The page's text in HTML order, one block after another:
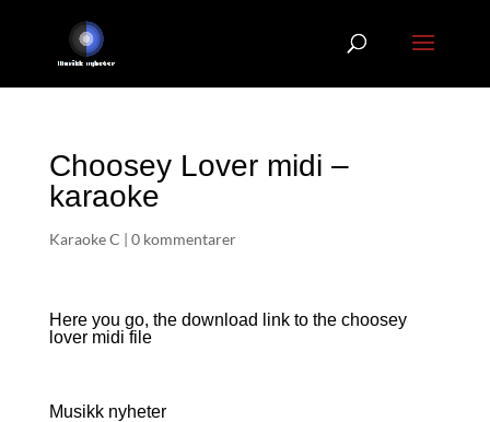
Choosey Lover midi –
karaoke
Karaoke C | 0 kommentarer
Here you go, the download link to the choosey
lover midi file
Musikk nyheter